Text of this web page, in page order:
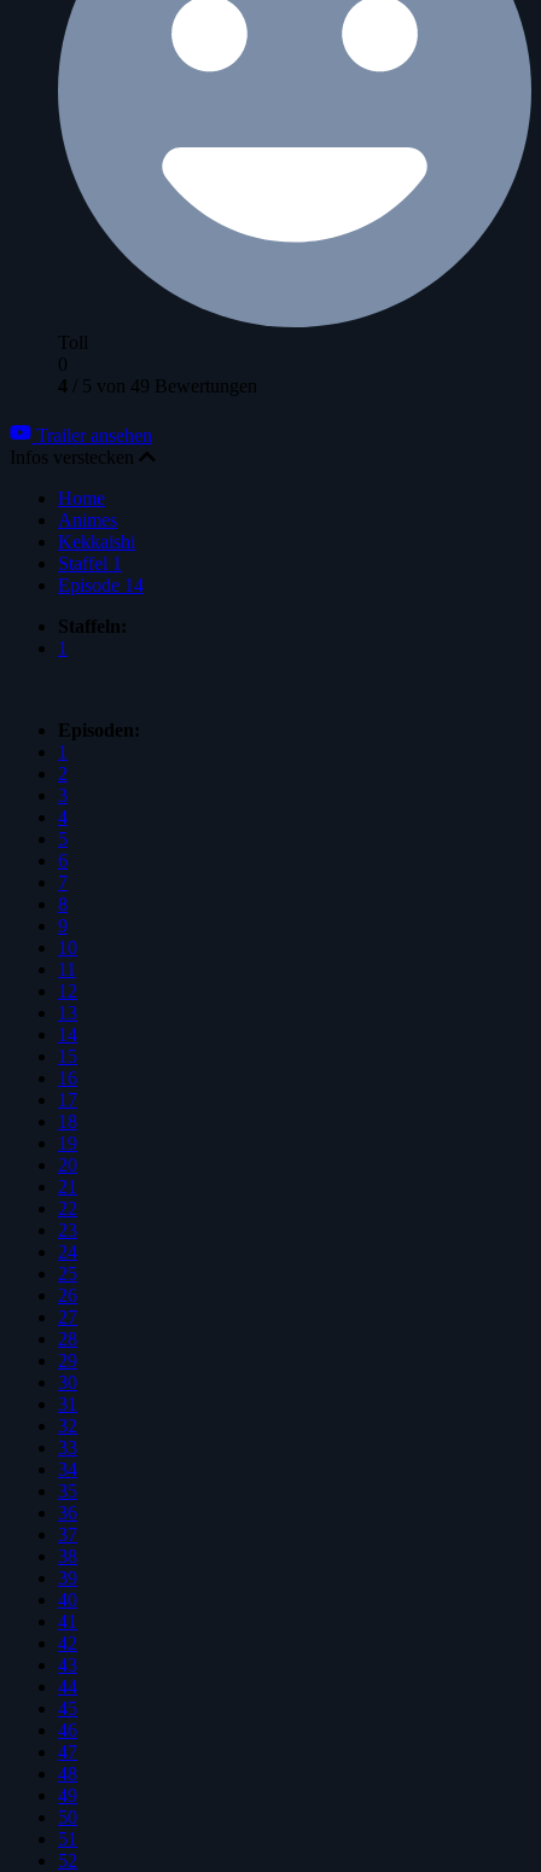
Toll
0
4 / 5 von 49 Bewertungen
Trailer ansehen
Infos verstecken
Home
Animes
Kekkaishi
Staffel 1
Episode 14
Staffeln:
1
Episoden:
1
2
3
4
5
6
7
8
9
10
11
12
13
14
15
16
17
18
19
20
21
22
23
24
25
26
27
28
29
30
31
32
33
34
35
36
37
38
39
40
41
42
43
44
45
46
47
48
49
50
51
52